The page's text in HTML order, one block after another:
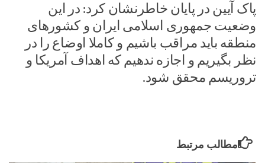
پاک آیین در پایان خاطرنشان کرد: در این
وضعیت جمهوری اسلامی ایران و کشورهای
منطقه باید مراقب باشیم و کاملا اوضاع را در
نظر بگیریم و اجازه ندهیم که اهداف آمریکا و
تروریسم محقق شود.
مطالب مرتبط